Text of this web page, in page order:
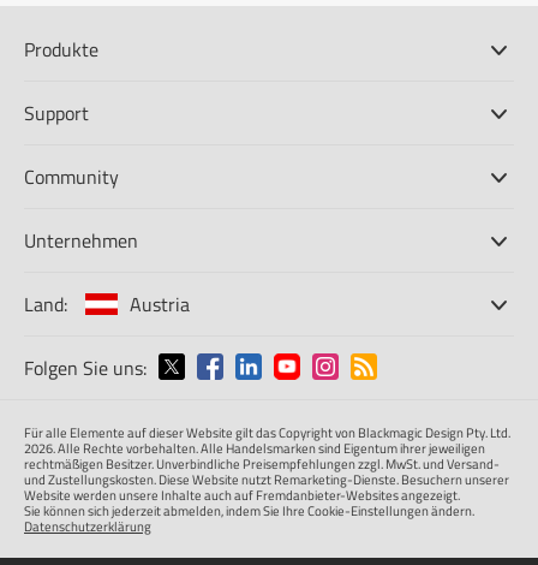
Produkte
DaVinci Resolve und Fusion Software
Ultimatte
Aufzeichnung und Wiedergabe
Norm- und Formatwandlung
Netzwerkspeicher
Signalverteilung und Distribution
Streaming und Encoding
Support
Support-Center
Community
Unternehmen
Informationen über uns
Medien
Land: Austria
Wählen Sie Ihr Land aus
Australia
Austria
Folgen Sie uns:
Für alle Elemente auf dieser Website gilt das Copyright von Blackmagic Design Pty. Ltd.
2026. Alle Rechte vorbehalten. Alle Handelsmarken sind Eigentum ihrer jeweiligen
rechtmäßigen Besitzer. Unverbindliche Preisempfehlungen zzgl. MwSt. und Versand-
und Zustellungskosten. Diese Website nutzt Remarketing-Dienste. Besuchern unserer
Website werden unsere Inhalte auch auf Fremdanbieter-Websites angezeigt.
Sie können sich jederzeit abmelden, indem Sie Ihre Cookie-Einstellungen ändern.
Datenschutzerklärung